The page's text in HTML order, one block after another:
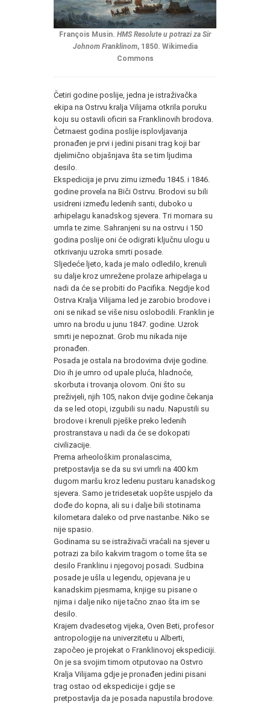
François Musin. HMS Resolute u potrazi za Sir
Johnom Franklinom, 1850. Wikimedia
Commons
Četiri godine poslije, jedna je istraživačka
ekipa na Ostrvu kralja Vilijama otkrila poruku
koju su ostavili oficiri sa Franklinovih brodova.
Četrnaest godina poslije isplovljavanja
pronađen je prvi i jedini pisani trag koji bar
djelimično objašnjava šta se tim ljudima
desilo.
Ekspedicija je prvu zimu između 1845. i 1846.
godine provela na Biči Ostrvu. Brodovi su bili
usidreni između ledenih santi, duboko u
arhipelagu kanadskog sjevera. Tri mornara su
umrla te zime. Sahranjeni su na ostrvu i 150
godina poslije oni će odigrati ključnu ulogu u
otkrivanju uzroka smrti posade.
Sljedeće ljeto, kada je malo odledilo, krenuli
su dalje kroz umrežene prolaze arhipelaga u
nadi da će se probiti do Pacifika. Negdje kod
Ostrva Kralja Vilijama led je zarobio brodove i
oni se nikad se više nisu oslobodili. Franklin je
umro na brodu u junu 1847. godine. Uzrok
smrti je nepoznat. Grob mu nikada nije
pronađen.
Posada je ostala na brodovima dvije godine.
Dio ih je umro od upale pluća, hladnoće,
skorbuta i trovanja olovom. Oni što su
preživjeli, njih 105, nakon dvije godine čekanja
da se led otopi, izgubili su nadu. Napustili su
brodove i krenuli pješke preko ledenih
prostranstava u nadi da će se dokopati
civilizacije.
Prema arheološkim pronalascima,
pretpostavlja se da su svi umrli na 400 km
dugom maršu kroz ledenu pustaru kanadskog
sjevera. Samo je tridesetak uopšte uspjelo da
dođe do kopna, ali su i dalje bili stotinama
kilometara daleko od prve nastanbe. Niko se
nije spasio.
Godinama su se istraživači vraćali na sjever u
potrazi za bilo kakvim tragom o tome šta se
desilo Franklinu i njegovoj posadi. Sudbina
posade je ušla u legendu, opjevana je u
kanadskim pjesmama, knjige su pisane o
njima i dalje niko nije tačno znao šta im se
desilo.
Krajem dvadesetog vijeka, Oven Beti, profesor
antropologije na univerzitetu u Alberti,
započeo je projekat o Franklinovoj ekspediciji.
On je sa svojim timom otputovao na Ostvro
Kralja Vilijama gdje je pronađen jedini pisani
trag ostao od ekspedicije i gdje se
pretpostavlja da je posada napustila brodove.